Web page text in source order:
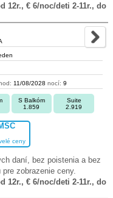
12r., € 6/noc/deti 2-11r., do
11/08/2028 nocí: 9
S Balkóm
1.859
Suite
2.919
ceny
daní, bez poistenia a bez
zobrazenie ceny.
12r., € 6/noc/deti 2-11r., do